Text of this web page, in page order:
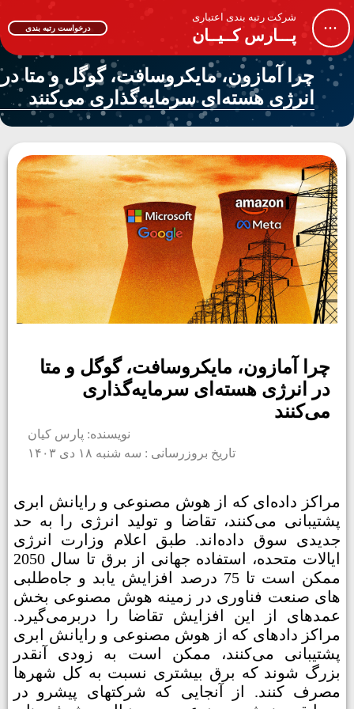
...
شرکت رتبه بندی اعتباری
پـــارس کــیــان درخواست رتبه بندی
چرا آمازون، مایکروسافت، گوگل و متا در
انرژی هسته‌ای سرمایه‌گذاری می‌کنند
چرا آمازون، مایکروسافت، گوگل و متا
در انرژی هسته‌ای سرمایه‌گذاری
می‌کنند
نویسنده: پارس کیان
تاریخ بروزرسانی : سه شنبه ۱۸ دی ۱۴۰۳
مراکز داده‌­ای که از هوش مصنوعی و رایانش ابری
پشتیبانی می­‌کنند، تقاضا و تولید انرژی را به حد
جدیدی سوق داده‌­اند. طبق اعلام وزارت انرژی
ایالات متحده، استفاده جهانی از برق تا سال 2050
ممکن است تا 75 درصد افزایش یابد و جاه­‌طلبی­‌
های صنعت فناوری در زمینه هوش مصنوعی بخش
عمده­ای از این افزایش تقاضا را دربرمی­‌گیرد.
مراکز داده­ای که از هوش مصنوعی و رایانش ابری
پشتیبانی می‌کنند، ممکن است به زودی آنقدر
بزرگ شوند که برق بیشتری نسبت به کل شهرها
مصرف کنند. از آنجایی که شرکت­های پیشرو در